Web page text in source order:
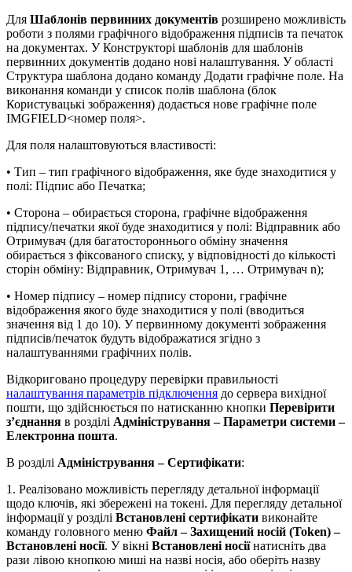
Для Шаблонів первинних документів розширено можливість
роботи з полями графічного відображення підписів та печаток
на документах. У Конструкторі шаблонів для шаблонів
первинних документів додано нові налаштування. У області
Структура шаблона додано команду Додати графічне поле. На
виконання команди у список полів шаблона (блок
Користувацькі зображення) додається нове графічне поле
IMGFIELD<номер поля>.
Для поля налаштовуються властивості:
• Тип – тип графічного відображення, яке буде знаходитися у
полі: Підпис або Печатка;
• Сторона – обирається сторона, графічне відображення
підпису/печатки якої буде знаходитися у полі: Відправник або
Отримувач (для багатостороннього обміну значення
обирається з фіксованого списку, у відповідності до кількості
сторін обміну: Відправник, Отримувач 1, … Отримувач n);
• Номер підпису – номер підпису сторони, графічне
відображення якого буде знаходитися у полі (вводиться
значення від 1 до 10). У первинному документі зображення
підписів/печаток будуть відображатися згідно з
налаштуваннями графічних полів.
Відкориговано процедуру перевірки правильності
налаштування параметрів підключення до сервера вихідної
пошти, що здійснюється по натисканню кнопки Перевірити
з’єднання в розділі Адміністрування – Параметри системи –
Електронна пошта.
В розділі Адміністрування – Сертифікати:
1. Реалізовано можливість перегляду детальної інформації
щодо ключів, які збережені на токені. Для перегляду детальної
інформації у розділі Встановлені сертифікати виконайте
команду головного меню Файл – Захищений носій (Token) –
Встановлені носії. У вікні Встановлені носіїнатисніть два
рази лівою кнопкою миші на назві носія, або оберіть назву